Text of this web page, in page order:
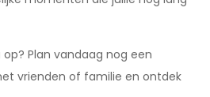
Plan vandaag nog een
vrienden of familie en ontdek